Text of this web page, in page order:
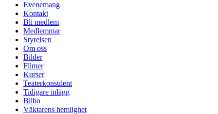
Evenemang
Kontakt
Bli medlem
Medlemmar
Styrelsen
Om oss
Bilder
Filmer
Kurser
Teaterkonsulent
Tidigare inlägg
Bilbo
Väktarens hemlighet